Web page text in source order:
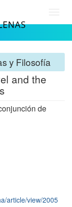
y Filosofía
and the
de
article/view/2005